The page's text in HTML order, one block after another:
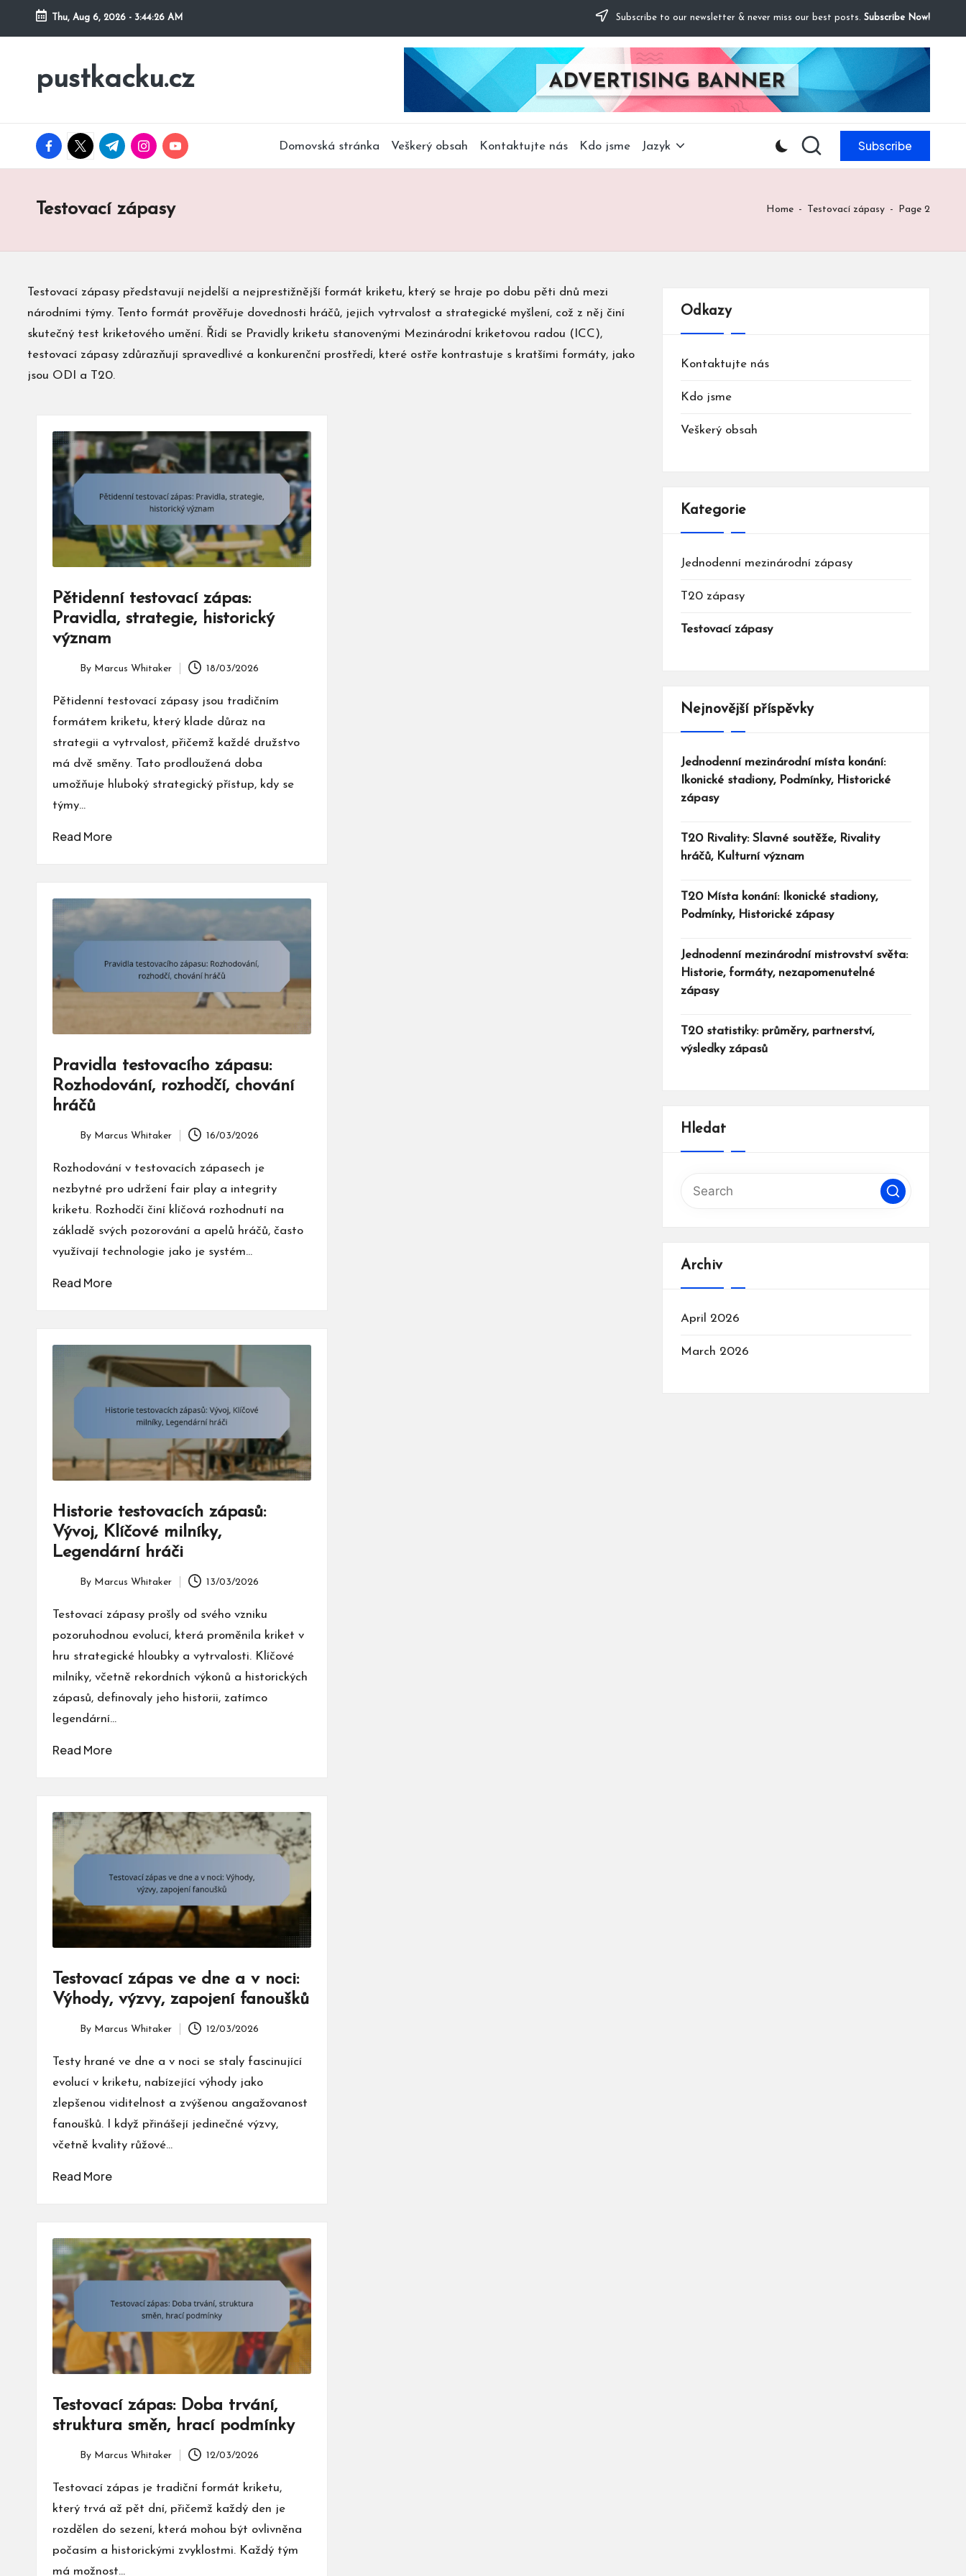
Skip
Thu, Aug 6, 2026 - 3:44:27 AM Subscribe to our newsletter & never miss our best posts. Subscribe Now!
pustkacku.cz
facebook.com
twitter.com
t.me instagram.com
youtube.com Domovská stránka Veškerý obsah Kontaktujte nás Kdo jsme Jazyk Subscribe
Testovací zápasy Home - Testovací zápasy - Page 2
Testovací zápasy představují nejdelší a nejprestižnější formát kriketu, který se hraje po dobu pěti dnů mezi
národními týmy. Tento formát prověřuje dovednosti hráčů, jejich vytrvalost a strategické myšlení, což z něj činí
skutečný test kriketového umění. Řídí se Pravidly kriketu stanovenými Mezinárodní kriketovou radou (ICC),
testovací zápasy zdůrazňují spravedlivé a konkurenční prostředí, které ostře kontrastuje s kratšími formáty, jako
jsou ODI a T20.
Pětidenní testovací zápas:
Pravidla, strategie, historický
význam
by
By Marcus Whitaker 18/03/2026
Pětidenní testovací zápasy jsou tradičním
formátem kriketu, který klade důraz na
strategii a vytrvalost, přičemž každé družstvo
má dvě směny. Tato prodloužená doba
umožňuje hluboký strategický přístup, kdy se
týmy…
Read More
Pravidla testovacího zápasu:
Rozhodování, rozhodčí, chování
hráčů
by
By Marcus Whitaker 16/03/2026
Rozhodování v testovacích zápasech je
nezbytné pro udržení fair play a integrity
kriketu. Rozhodčí činí klíčová rozhodnutí na
základě svých pozorování a apelů hráčů, často
využívají technologie jako je systém…
Read More
Historie testovacích zápasů:
Vývoj, Klíčové milníky,
Legendární hráči
by
By Marcus Whitaker 13/03/2026
Testovací zápasy prošly od svého vzniku
pozoruhodnou evolucí, která proměnila kriket v
hru strategické hloubky a vytrvalosti. Klíčové
milníky, včetně rekordních výkonů a historických
zápasů, definovaly jeho historii, zatímco
legendární…
Read More
Testovací zápas ve dne a v noci:
Výhody, výzvy, zapojení fanoušků
by
By Marcus Whitaker 12/03/2026
Testy hrané ve dne a v noci se staly fascinující
evolucí v kriketu, nabízející výhody jako
zlepšenou viditelnost a zvýšenou angažovanost
fanoušků. I když přinášejí jedinečné výzvy,
včetně kvality růžové…
Read More
Testovací zápas: Doba trvání,
struktura směn, hrací podmínky
by
By Marcus Whitaker 12/03/2026
Testovací zápas je tradiční formát kriketu,
který trvá až pět dní, přičemž každý den je
rozdělen do sezení, která mohou být ovlivněna
počasím a historickými zvyklostmi. Každý tým
má možnost…
Odkazy
Kontaktujte nás
Kdo jsme
Veškerý obsah
Kategorie
Jednodenní mezinárodní zápasy
T20 zápasy
Testovací zápasy
Nejnovější příspěvky
Jednodenní mezinárodní místa konání:
Ikonické stadiony, Podmínky, Historické
zápasy
T20 Rivality: Slavné soutěže, Rivality
hráčů, Kulturní význam
T20 Místa konání: Ikonické stadiony,
Podmínky, Historické zápasy
Jednodenní mezinárodní mistrovství světa:
Historie, formáty, nezapomenutelné
zápasy
T20 statistiky: průměry, partnerství,
výsledky zápasů
Hledat
Archiv
April 2026
March 2026